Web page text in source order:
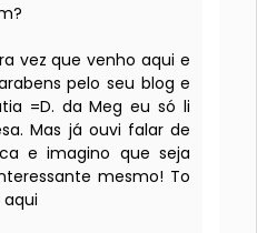
vez que venho aqui e
pelo seu blog e
=D. da Meg eu só li
Mas já ouvi falar de
e imagino que seja
mesmo! To